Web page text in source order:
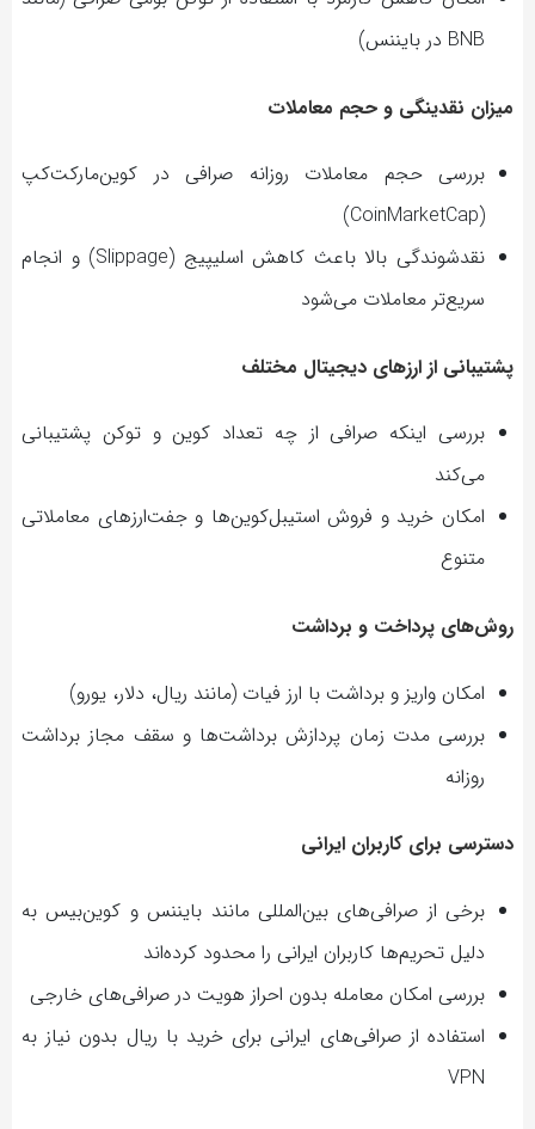
BNB در بایننس)
میزان نقدینگی و حجم معاملات
بررسی حجم معاملات روزانه صرافی در کوین‌مارکت‌کپ
(CoinMarketCap)
نقدشوندگی بالا باعث کاهش اسلیپیج (Slippage) و انجام
سریع‌تر معاملات می‌شود
پشتیبانی از ارزهای دیجیتال مختلف
بررسی اینکه صرافی از چه تعداد کوین و توکن پشتیبانی
می‌کند
امکان خرید و فروش استیبل‌کوین‌ها و جفت‌ارزهای معاملاتی
متنوع
روش‌های پرداخت و برداشت
امکان واریز و برداشت با ارز فیات (مانند ریال، دلار، یورو)
بررسی مدت زمان پردازش برداشت‌ها و سقف مجاز برداشت
روزانه
دسترسی برای کاربران ایرانی
برخی از صرافی‌های بین‌المللی مانند بایننس و کوین‌بیس به
دلیل تحریم‌ها کاربران ایرانی را محدود کرده‌اند
بررسی امکان معامله بدون احراز هویت در صرافی‌های خارجی
استفاده از صرافی‌های ایرانی برای خرید با ریال بدون نیاز به
VPN